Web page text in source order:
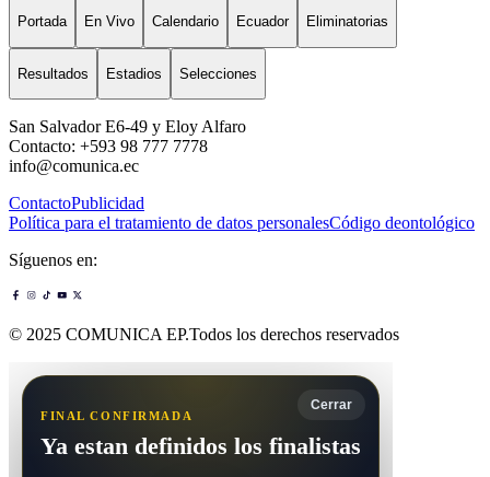
Portada En Vivo Calendario Ecuador Eliminatorias
Resultados Estadios Selecciones
San Salvador E6-49 y Eloy Alfaro
Contacto: +593 98 777 7778
info@comunica.ec
ContactoPublicidad
Política para el tratamiento de datos personalesCódigo deontológico
Síguenos en:
© 2025 COMUNICA EP.Todos los derechos reservados
Cerrar
FINAL CONFIRMADA
Ya estan definidos los finalistas